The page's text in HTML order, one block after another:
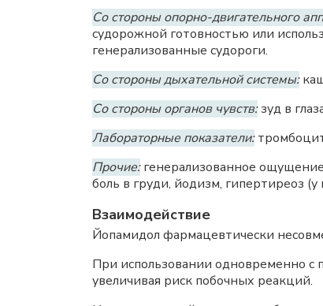
Со стороны опорно-двигательного
судорожной готовностью или
генерализованные судороги.
Со стороны дыхательной системы:
Со стороны органов чувств:зуд в
Лабораторные показатели:
Прочие:генерализованное
боль в груди, йодизм, гипертиреоз
Взаимодействие
Йопамидол фармацевтически
При использовании одновременно
увеличивая риск побочных реакций.